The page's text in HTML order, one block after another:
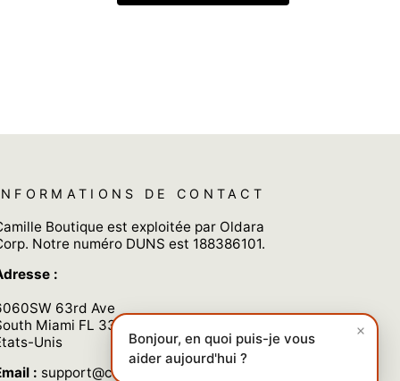
DE CONTACT
Boutique est exploitée par Oldara
Notre numéro DUNS est 188386101.
:
63rd Ave
Miami FL 33143
Unis
: support@camilleboutiqueparis.com
Bonjour, en quoi puis-je vous
aider aujourd'hui ?